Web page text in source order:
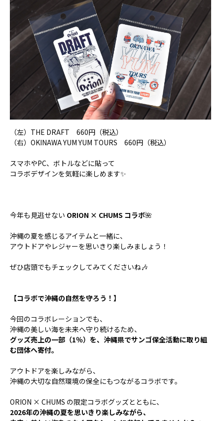
（左）THE DRAFT 660円（税込）
（右）OKINAWA YUM YUM TOURS 660円（税込）
スマホやPC、ボトルなどに貼って
コラボデザインを気軽に楽しめます✨
今年も見逃せない ORION × CHUMS コラボ🌺
沖縄の夏を感じるアイテムと一緒に、
アウトドアやレジャーを思いきり楽しみましょう！
ぜひ店頭でもチェックしてみてくださいね🎶
【コラボで沖縄の自然を守ろう！】
今回のコラボレーションでも、
沖縄の美しい海を未来へ守り続けるため、
グッズ売上の一部（1％）を、沖縄県でサンゴ保全活動に取り組
む団体へ寄付。
アウトドアを楽しみながら、
沖縄の大切な自然環境の保全にもつながるコラボです。
ORION × CHUMS の限定コラボグッズとともに、
2026年の沖縄の夏を思いきり楽しみながら、